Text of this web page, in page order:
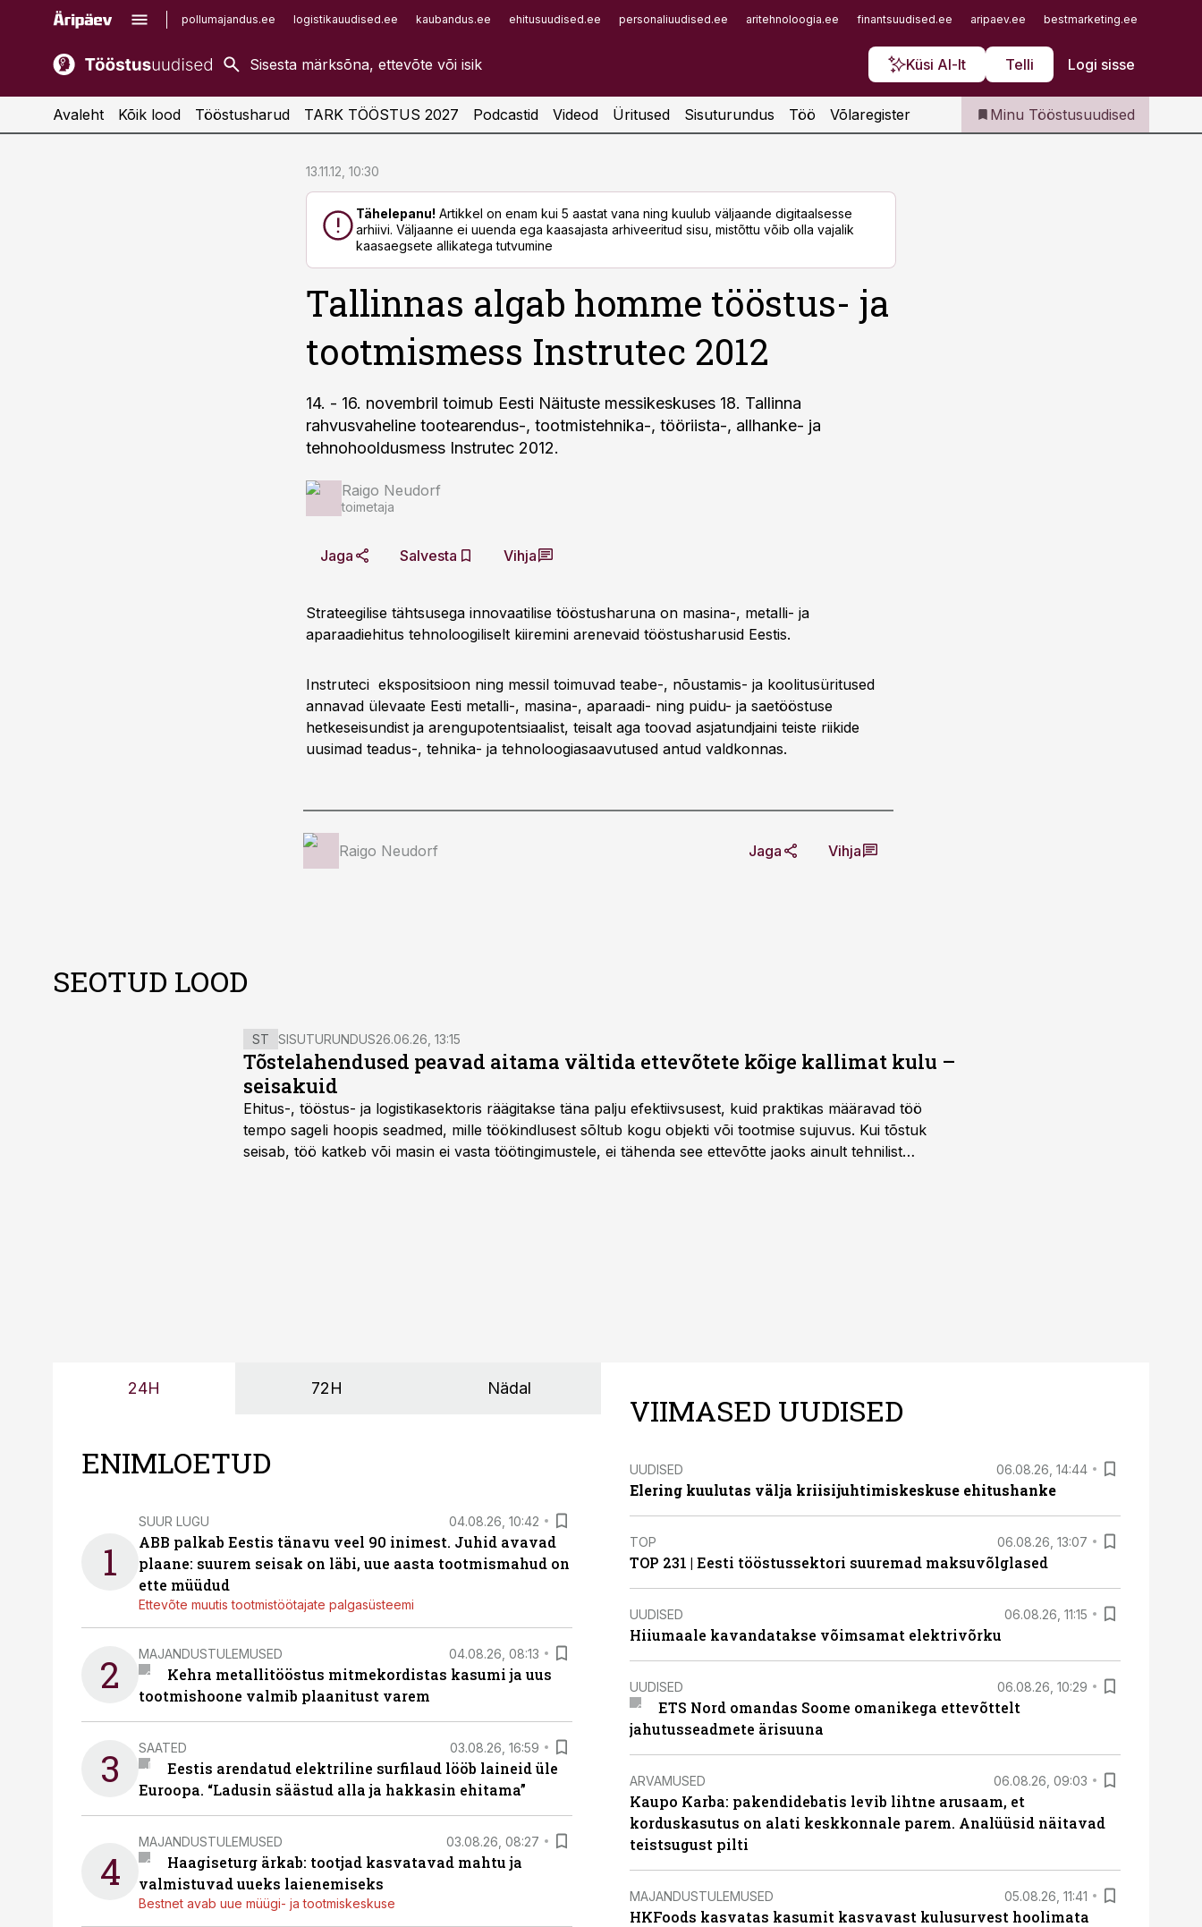
pollumajandus.ee logistikauudised.ee kaubandus.ee ehitusuudised.ee personaliuudised.ee aritehnoloogia.ee finantsuudised.ee aripaev.ee bestmarketing.ee
Küsi AI-lt Telli Logi sisse
kaubandus.ee
kinnisvarauudised.ee
imelineajalugu.ee
Infopank
Iseteenindus
Telli Tööstusuudised
Avaleht Kõik lood Tööstusharud TARK TÖÖSTUS 2027 Podcastid Videod Üritused Sisuturundus Töö Võlaregister Minu Tööstusuudised
13.11.12, 10:30
Tähelepanu! Artikkel on enam kui 5 aastat vana ning kuulub väljaande digitaalsesse
arhiivi. Väljaanne ei uuenda ega kaasajasta arhiveeritud sisu, mistõttu võib olla vajalik
kaasaegsete allikatega tutvumine
Tallinnas algab homme tööstus- ja
tootmismess Instrutec 2012
14. - 16. novembril toimub Eesti Näituste messikeskuses 18. Tallinna
rahvusvaheline tootearendus-, tootmistehnika-, tööriista-, allhanke- ja
tehnohooldusmess Instrutec 2012.
Raigo Neudorf
toimetaja
Jaga Salvesta Vihja
Strateegilise tähtsusega innovaatilise tööstusharuna on masina-, metalli- ja
aparaadiehitus tehnoloogiliselt kiiremini arenevaid tööstusharusid Eestis.
Instruteci ekspositsioon ning messil toimuvad teabe-, nõustamis- ja koolitusüritused
annavad ülevaate Eesti metalli-, masina-, aparaadi- ning puidu- ja saetööstuse
hetkeseisundist ja arengupotentsiaalist, teisalt aga toovad asjatundjaini teiste riikide
uusimad teadus-, tehnika- ja tehnoloogiasaavutused antud valdkonnas.
Raigo Neudorf Jaga Vihja
SEOTUD LOOD
ST SISUTURUNDUS26.06.26, 13:15
Tõstelahendused peavad aitama vältida ettevõtete kõige kallimat kulu –
seisakuid
Ehitus-, tööstus- ja logistikasektoris räägitakse täna palju efektiivsusest, kuid praktikas määravad töö
tempo sageli hoopis seadmed, mille töökindlusest sõltub kogu objekti või tootmise sujuvus. Kui tõstuk
seisab, töö katkeb või masin ei vasta töötingimustele, ei tähenda see ettevõtte jaoks ainult tehnilist
24H 72H Nädal
ENIMLOETUD
1
SUUR LUGU 04.08.26, 10:42
ABB palkab Eestis tänavu veel 90 inimest. Juhid avavad
plaane: suurem seisak on läbi, uue aasta tootmismahud on
ette müüdud
Ettevõte muutis tootmistöötajate palgasüsteemi
2 MAJANDUSTULEMUSED 04.08.26, 08:13
Kehra metallitööstus mitmekordistas kasumi ja uus
tootmishoone valmib plaanitust varem
3 SAATED 03.08.26, 16:59
Eestis arendatud elektriline surfilaud lööb laineid üle
Euroopa. “Ladusin säästud alla ja hakkasin ehitama”
4
MAJANDUSTULEMUSED 03.08.26, 08:27
Haagiseturg ärkab: tootjad kasvatavad mahtu ja
valmistuvad uueks laienemiseks
Bestnet avab uue müügi- ja tootmiskeskuse
VIIMASED UUDISED
UUDISED 06.08.26, 14:44
Elering kuulutas välja kriisijuhtimiskeskuse ehitushanke
TOP 06.08.26, 13:07
TOP 231 | Eesti tööstussektori suuremad maksuvõlglased
UUDISED 06.08.26, 11:15
Hiiumaale kavandatakse võimsamat elektrivõrku
UUDISED 06.08.26, 10:29
ETS Nord omandas Soome omanikega ettevõttelt
jahutusseadmete ärisuuna
ARVAMUSED 06.08.26, 09:03
Kaupo Karba: pakendidebatis levib lihtne arusaam, et
korduskasutus on alati keskkonnale parem. Analüüsid näitavad
teistsugust pilti
MAJANDUSTULEMUSED 05.08.26, 11:41
HKFoods kasvatas kasumit kasvavast kulusurvest hoolimata